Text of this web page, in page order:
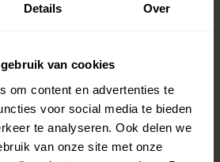
Details Over
van cookies
om content en advertenties te
voor social media te bieden
te analyseren. Ook delen we
van onze site met onze
een postcodegebied. Dit
gratis updates van nieuwe